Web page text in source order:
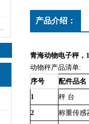
产品介绍：
青海动物电子秤，
动物秤产品清单:
序号
配件品名
1 秤 台
2 称重传感